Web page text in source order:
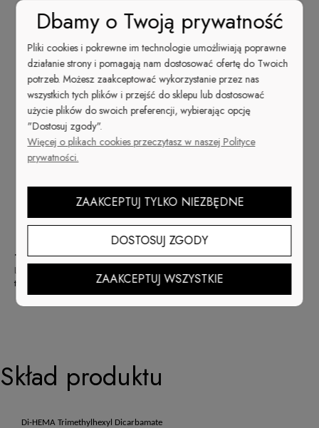
Bezkonkurencyjna wydajność
. 1 butelka = 51
zadowolonych klientek
Triple-Pigmentation — opatentowany system potrójnej
pigmentacji,pełne krycie już po 1 cienkiej
warstwie, nawet przy ciemnych kolorach!
Ekstremalnie wysoki połysk, który nie traci
swojej intensywności nawet po kilku tygodniach
aktywnego używania dłoni
Czwarta generacja —
rozpuszczalników. Nie paruje. Nie zastyga w
butelce —
Rewelacyjna trwałośćponad 21 dni
Odwrócony kształt butelki pozwala wykorzystać
Cuccio Veneer do samego końca —zero strat
LED & UVutwardzany 30 sekund
TRIO - Match Makers plus Dip
Lakier Cuccio Premium
tym samym kolorze.
Skład produktu
Di-HEMA Trimethylhexyl Dicarbamate
Dbamy o Twoją prywatność
Pliki cookies i pokrewne im technologie umożliwiają poprawne
działanie strony i pomagają nam dostosować ofertę do Twoich
potrzeb. Możesz zaakceptować wykorzystanie przez nas
wszystkich tych plików i przejść do sklepu lub dostosować
użycie plików do swoich preferencji, wybierając opcję
"Dostosuj zgody".
Więcej o plikach cookies przeczytasz w naszej Polityce
prywatności.
ZAAKCEPTUJ TYLKO NIEZBĘDNE
DOSTOSUJ ZGODY
ZAAKCEPTUJ WSZYSTKIE